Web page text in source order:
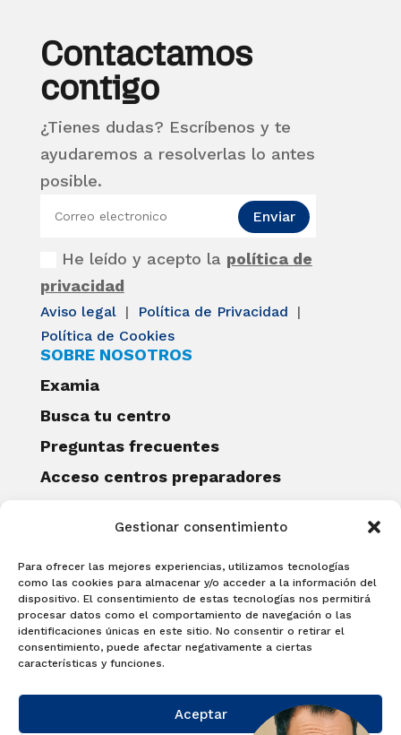
Gestionar consentimiento
Para ofrecer las mejores experiencias, utilizamos tecnologías
como las cookies para almacenar y/o acceder a la información del
dispositivo. El consentimiento de estas tecnologías nos permitirá
procesar datos como el comportamiento de navegación o las
identificaciones únicas en este sitio. No consentir o retirar el
consentimiento, puede afectar negativamente a ciertas
características y funciones.
Aceptar
Contactamos
contigo
¿Tienes dudas? Escríbenos y te
ayudaremos a resolverlas lo antes
posible.
He leído y acepto la política de
privacidad
Enviar
Aviso legal | Política de Privacidad
|
Política de Cookies
SOBRE NOSOTROS
Examia
Busca tu centro
Preguntas frecuentes
Acceso centros preparadores
Becas Examia
Contacto
CERTIFICACIONES
Linguaskill
Cambridge English Qualifications
EXAMÍNATE
Matricúlate con nosotros y obtén tu